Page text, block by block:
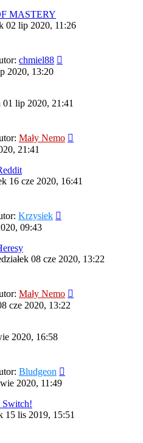
MASTERY
02 lip 2020, 11:26
chmiel88
2020, 13:20
01 lip 2020, 21:41
Mały Nemo
21:41
16 cze 2020, 16:41
Krzysiek
09:43
08 cze 2020, 13:22
Mały Nemo
cze 2020, 13:22
2020, 16:58
Bludgeon
2020, 11:49
Switch!
15 lis 2019, 15:51